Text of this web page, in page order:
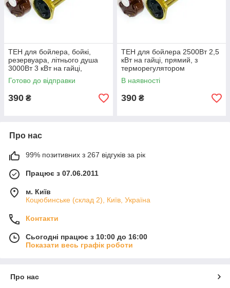
ТЕН для бойлера, бойкі,
резервуара, літнього душа
3000Вт 3 кВт на гайці,
прямий, з терморегулятором
Готово до відправки
390 ₴
ТЕН для бойлера 2500Вт 2,5
кВт на гайці, прямий, з
терморегулятором
В наявності
390 ₴
Про нас
99% позитивних з 267 відгуків за рік
Працює з 07.06.2011
м. Київ
Коцюбинське (склад 2), Київ, Україна
Контакти
Сьогодні працює з 10:00 до 16:00
Показати весь графік роботи
Про нас